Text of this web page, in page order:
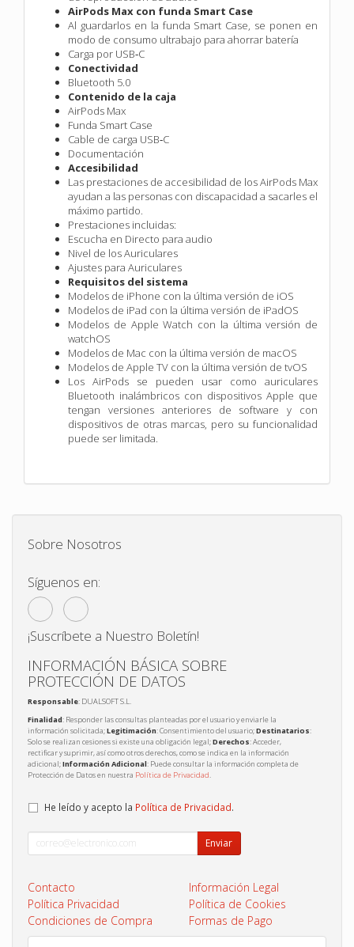
AirPods Max con funda Smart Case
Al guardarlos en la funda Smart Case, se ponen en
modo de consumo ultrabajo para ahorrar batería
Carga por USB‑C
Conectividad
Bluetooth 5.0
Contenido de la caja
AirPods Max
Funda Smart Case
Cable de carga USB‑C
Documentación
Accesibilidad
Las prestaciones de accesibilidad de los AirPods Max
ayudan a las personas con discapacidad a sacarles el
máximo partido.
Prestaciones incluidas:
Escucha en Directo para audio
Nivel de los Auriculares
Ajustes para Auriculares
Requisitos del sistema
Modelos de iPhone con la última versión de iOS
Modelos de iPad con la última versión de iPadOS
Modelos de Apple Watch con la última versión de
watchOS
Modelos de Mac con la última versión de macOS
Modelos de Apple TV con la última versión de tvOS
Los AirPods se pueden usar como auriculares
Bluetooth inalámbricos con dispositivos Apple que
tengan versiones anteriores de software y con
dispositivos de otras marcas, pero su funcionalidad
puede ser limitada.
Sobre Nosotros
Síguenos en:
¡Suscríbete a Nuestro Boletín!
INFORMACIÓN BÁSICA SOBRE
PROTECCIÓN DE DATOS
Responsable: DUALSOFT S.L.
Finalidad: Responder las consultas planteadas por el usuario y enviarle la
información solicitada;Legitimación: Consentimiento del usuario;Destinatarios:
Solo se realizan cesiones si existe una obligación legal;Derechos: Acceder,
rectificar y suprimir, así como otros derechos, como se indica en la información
adicional;Información Adicional: Puede consultar la información completa de
Protección de Datos en nuestra Política de Privacidad.
He leído y acepto la Política de Privacidad.
Enviar
Contacto
Información Legal
Política Privacidad
Política de Cookies
Condiciones de Compra
Formas de Pago